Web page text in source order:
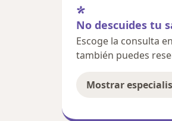
No descuides tu
Escoge la consulta
también puedes
Mostrar